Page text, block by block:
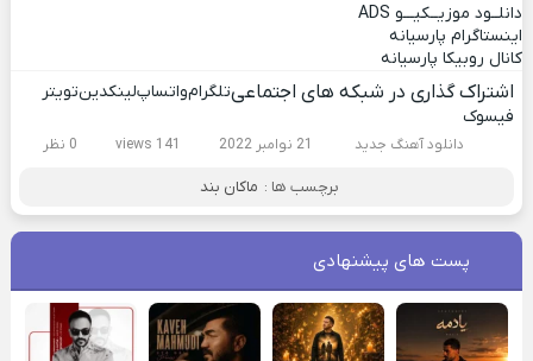
دانلــود موزیــکیـــو ADS
اینستاگرام پارسیانه
کانال روبیکا پارسیانه
اشتراک گذاری در شبکه های اجتماعیتلگرامواتساپلینکدینتویتر
فیسوک
دانلود آهنگ جدید 21 نوامبر 2022 141 views 0 نظر
برچسب ها : ماکان بند
پست های پیشنهادی